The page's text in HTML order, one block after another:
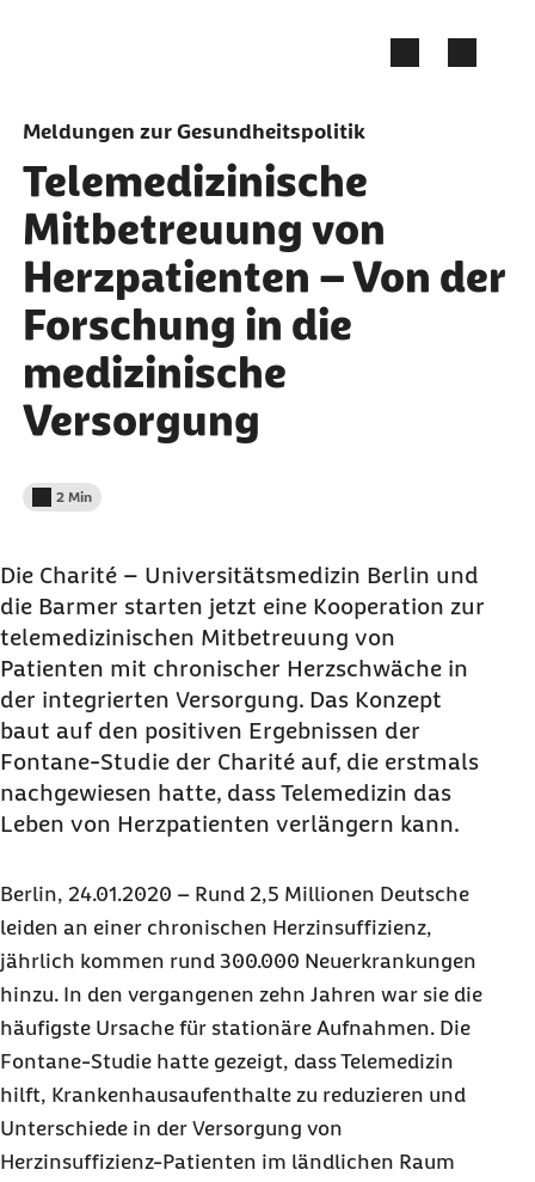
Meldungen zur Gesundheitspolitik
Telemedizinische
Mitbetreuung von
Herzpatienten – Von der
Forschung in die
medizinische
Versorgung
Lesedauer weniger als
2 Min
Die Charité – Universitätsmedizin Berlin und
die Barmer starten jetzt eine Kooperation zur
telemedizinischen Mitbetreuung von
Patienten mit chronischer Herzschwäche in
der integrierten Versorgung. Das Konzept
baut auf den positiven Ergebnissen der
Fontane-Studie der Charité auf, die erstmals
nachgewiesen hatte, dass Telemedizin das
Leben von Herzpatienten verlängern kann.
Berlin, 24.01.2020 – Rund 2,5 Millionen Deutsche
leiden an einer chronischen Herzinsuffizienz,
jährlich kommen rund 300.000 Neuerkrankungen
hinzu. In den vergangenen zehn Jahren war sie die
häufigste Ursache für stationäre Aufnahmen. Die
Fontane-Studie hatte gezeigt, dass Telemedizin
hilft, Krankenhausaufenthalte zu reduzieren und
Unterschiede in der Versorgung von
Herzinsuffizienz-Patienten im ländlichen Raum